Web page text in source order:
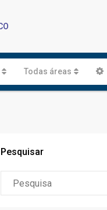
Todas áreas
Pesquisar